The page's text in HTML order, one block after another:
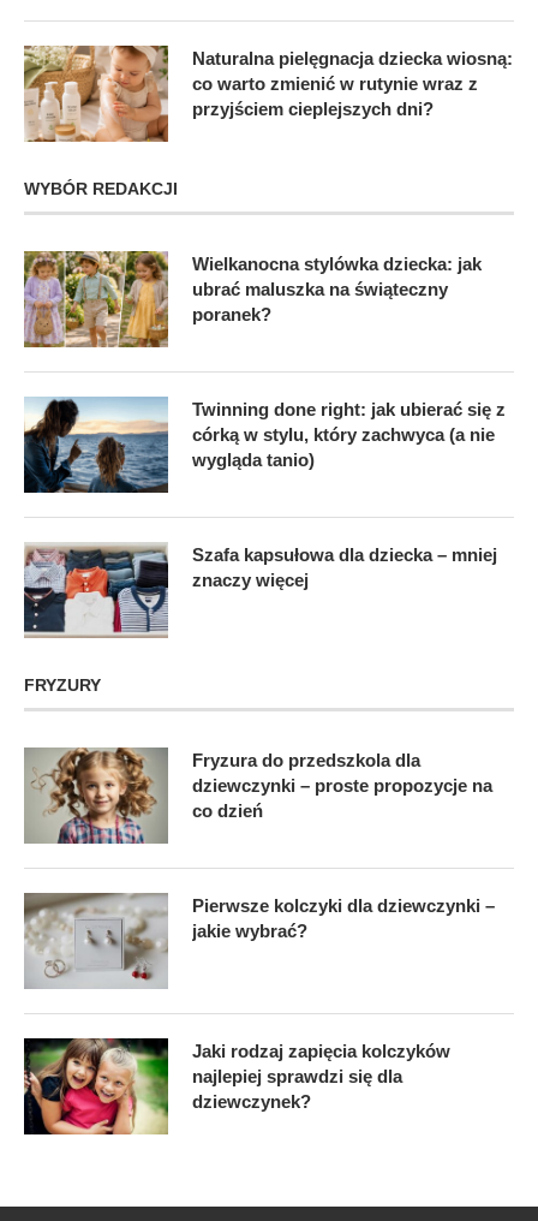
Naturalna pielęgnacja dziecka wiosną:
co warto zmienić w rutynie wraz z
przyjściem cieplejszych dni?
WYBÓR REDAKCJI
Wielkanocna stylówka dziecka: jak
ubrać maluszka na świąteczny
poranek?
Twinning done right: jak ubierać się z
córką w stylu, który zachwyca (a nie
wygląda tanio)
Szafa kapsułowa dla dziecka – mniej
znaczy więcej
FRYZURY
Fryzura do przedszkola dla
dziewczynki – proste propozycje na
co dzień
Pierwsze kolczyki dla dziewczynki –
jakie wybrać?
Jaki rodzaj zapięcia kolczyków
najlepiej sprawdzi się dla
dziewczynek?